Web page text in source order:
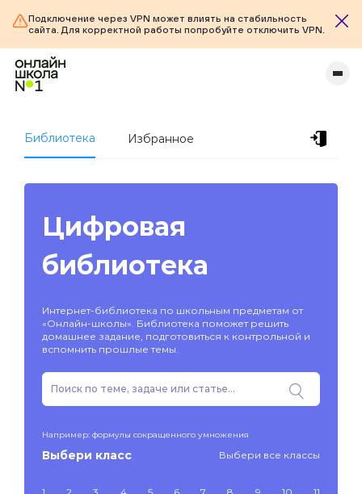
Подключение через VPN может влиять на стабильность
сайта. Для корректной работы попробуйте отключить VPN.
Библиотека Избранное
Цифровая
библиотека
Интернет-библиотека по школьным предметам от
«Онлайн-школы». Библиотека поможет решить
домашнее задание, подготовиться к контрольной и
вспомнить прошлые темы.
Например: формулы сокращенного умножения
Выбери класс Выбери все классы